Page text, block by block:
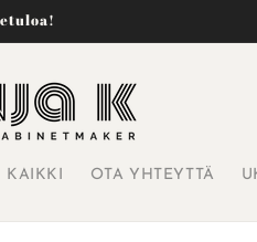
KAIKKI OTA YHTEYTTÄ